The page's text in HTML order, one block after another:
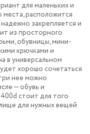
для маленьких и
расположится
закрепляется и
из просторного
обувницы, мини-
крючками и
в универсальном
хорошо сочетаться
нее можно
— обувь и
стоит для того
для нужных вещей.